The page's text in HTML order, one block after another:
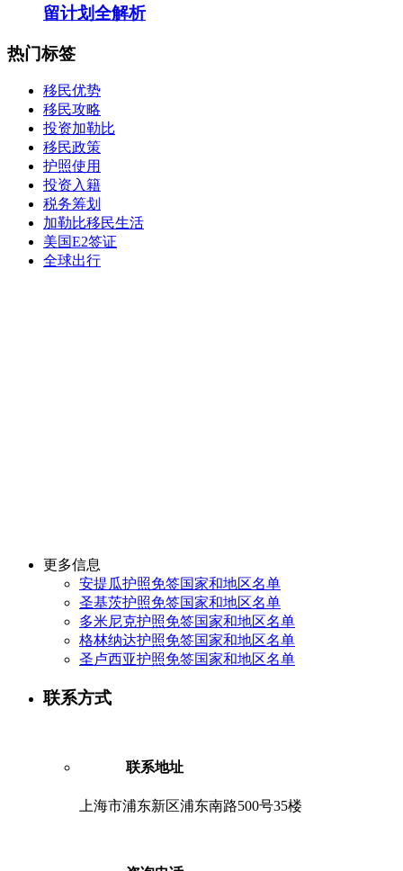
留计划全解析
热门标签
移民优势
移民攻略
投资加勒比
移民政策
护照使用
投资入籍
税务筹划
加勒比移民生活
美国E2签证
全球出行
更多信息
安提瓜护照免签国家和地区名单
圣基茨护照免签国家和地区名单
多米尼克护照免签国家和地区名单
格林纳达护照免签国家和地区名单
圣卢西亚护照免签国家和地区名单
联系方式
联系地址
上海市浦东新区浦东南路500号35楼